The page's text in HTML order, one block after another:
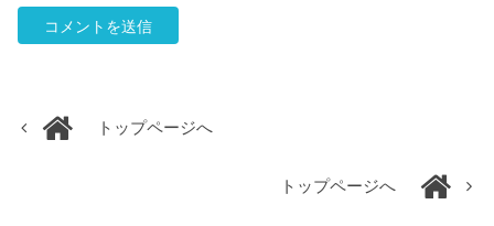
トップページへ
トップページへ